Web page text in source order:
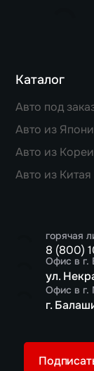
Каталог
Авто под
Авто из
Авто из Кореи
Авто из Китая
горячая
8 (800)
Офис в г.
ул.
Офис в г.
г.